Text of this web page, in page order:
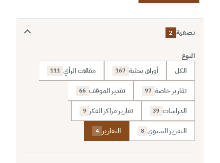
تصفية 2
النوع
الكل أوراق بحثية 167 مقالات الرأي 111
تقارير خاصة 97 تقدير الموقف 66
الدراسات 39 تقارير مراكز الفكر 9
التقرير السنوي 8 التقارير 4